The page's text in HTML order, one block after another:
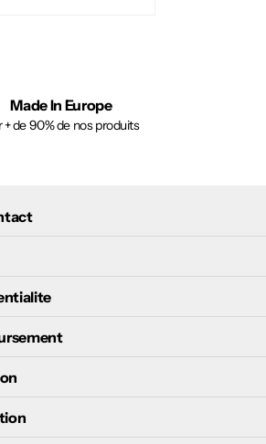
Made In Europe
+ de 90% de nos produits